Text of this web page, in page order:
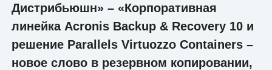
Дистрибьюшн» – «Корпоративная
линейка Acronis Backup & Recovery 10 и
решение Parallels Virtuozzo Containers –
новое слово в резервном копировании,